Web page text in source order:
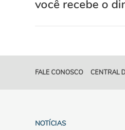
você recebe o
FALE CONOSCO CENTRAL
NOTÍCIAS